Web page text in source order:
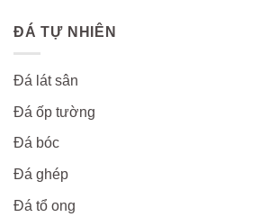
ĐÁ TỰ NHIÊN
Đá lát sân
Đá ốp tường
Đá bóc
Đá ghép
Đá tổ ong